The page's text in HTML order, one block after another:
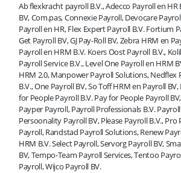
Ab flexkracht payroll B.V., Adecco Payroll en HR
BV, Com.pas, Connexie Payroll, Devocare
Payroll en HR, Flex Expert Payroll B.V. Fortium
Get Payroll BV, GJ Pay-Roll BV, Zebra HRM en
Payroll en HRM B.V. Koers Oost Payroll B.V.,
Payroll Service B.V., Level One Payroll en HRM
HRM 2.0, Manpower Payroll Solutions, Nedflex
B.V., One Payroll BV, So Toff HRM en Payroll
for People Payroll B.V. Pay for People Payroll
Payper Payroll, Payroll Professionals B.V. Payroll
Persoonality Payroll BV, Please Payroll B.V., Pro
Payroll, Randstad Payroll Solutions, Renew
HRM B.V. Select Payroll, Servorg Payroll BV,
BV, Tempo-Team Payroll Services, Tentoo
Payroll, Wijco Payroll BV.